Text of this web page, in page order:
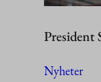
President
Nyheter